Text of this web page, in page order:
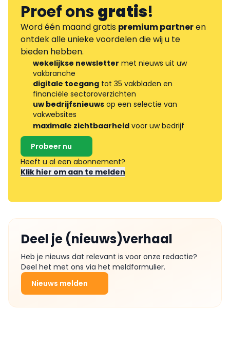
Proef onsgratis!
Word één maand gratis premium partneren
ontdek alle unieke voordelen die wij u te
bieden hebben.
wekelijkse newsletter met nieuws uit uw
vakbranche
digitale toegang tot 35 vakbladen en
financiële sectoroverzichten
uw bedrijfsnieuws op een selectie van
vakwebsites
maximale zichtbaarheid voor uw bedrijf
Probeer nu
Heeft u al een abonnement?
Klik hier om aan te melden
Deel je (nieuws)verhaal
Heb je nieuws dat relevant is voor onze redactie?
Deel het met ons via het meldformulier.
Nieuws melden